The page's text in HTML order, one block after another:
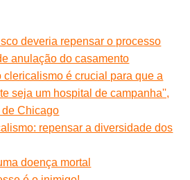
deveria repensar o processo
anulação do casamento
clericalismo é crucial para que a
seja um hospital de campanha'',
Chicago
repensar a diversidade dos
doença mortal